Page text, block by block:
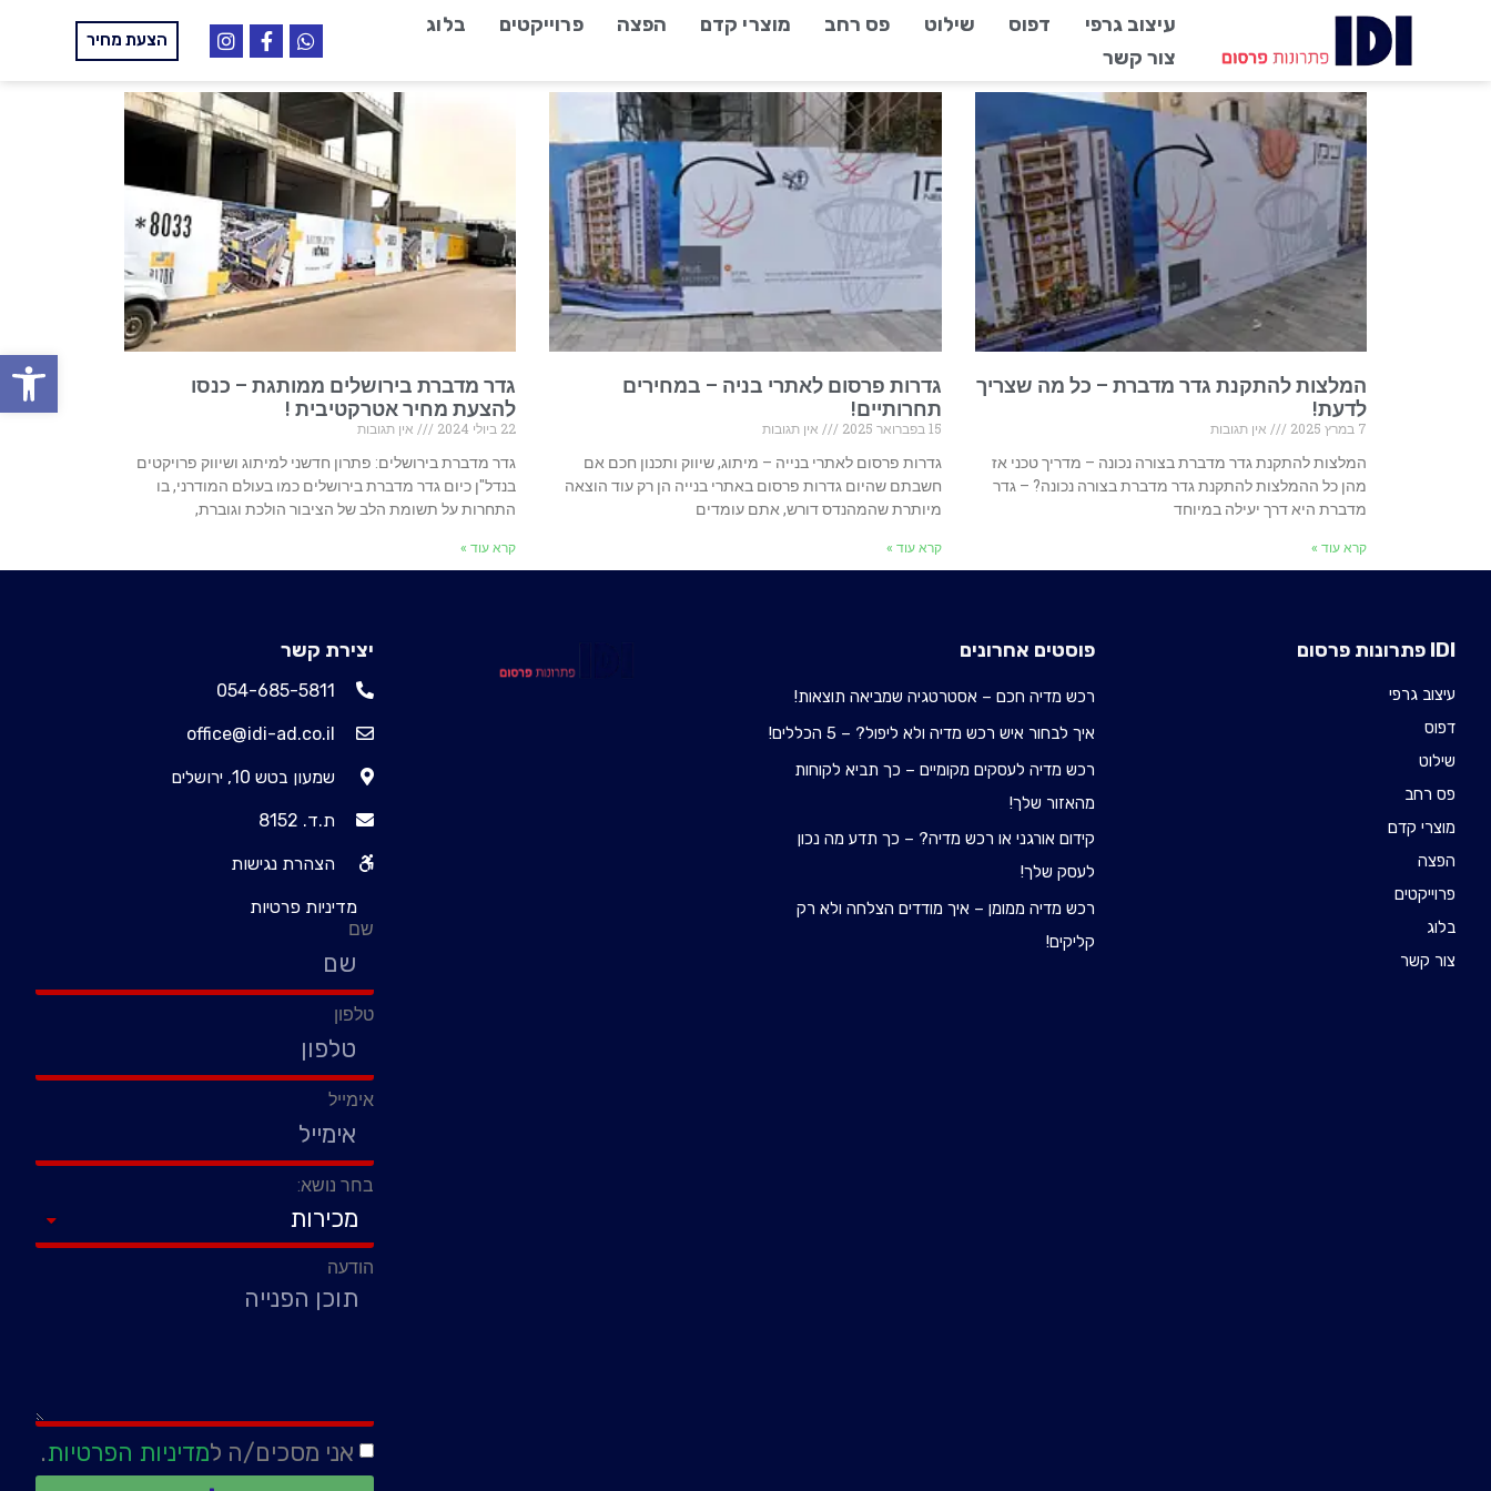
עיצוב גרפי דפוס שילוט פס רחב מוצרי קדם הפצה פרוייקטים
בלוג
צור קשר
הצעת מחיר
המלצות להתקנת גדר מדברת – כל מה שצריך
לדעת!
7 במרץ 2025
אין תגובות
המלצות להתקנת גדר מדברת בצורה נכונה – מדריך טכני אז
מהן כל ההמלצות להתקנת גדר מדברת בצורה נכונה? – גדר
מדברת היא דרך יעילה במיוחד
קרא עוד »
גדרות פרסום לאתרי בניה – במחירים
תחרותיים!
15 בפברואר 2025
אין תגובות
גדרות פרסום לאתרי בנייה – מיתוג, שיווק ותכנון חכם אם
חשבתם שהיום גדרות פרסום באתרי בנייה הן רק עוד הוצאה
מיותרת שהמהנדס דורש, אתם עומדים
קרא עוד »
גדר מדברת בירושלים ממותגת – כנסו
להצעת מחיר אטרקטיבית !
22 ביולי 2024
אין תגובות
גדר מדברת בירושלים: פתרון חדשני למיתוג ושיווק פרויקטים
בנדל"ן כיום גדר מדברת בירושלים כמו בעולם המודרני, בו
התחרות על תשומת הלב של הציבור הולכת וגוברת,
קרא עוד »
IDI פתרונות פרסום
עיצוב גרפי
דפוס
שילוט
פס רחב
מוצרי קדם
הפצה
פרוייקטים
בלוג
צור קשר
פוסטים אחרונים
רכש מדיה חכם – אסטרטגיה שמביאה תוצאות!
איך לבחור איש רכש מדיה ולא ליפול? – 5 הכללים!
רכש מדיה לעסקים מקומיים – כך תביא לקוחות
מהאזור שלך!
קידום אורגני או רכש מדיה? – כך תדע מה נכון
לעסק שלך!
רכש מדיה ממומן – איך מודדים הצלחה ולא רק
קליקים!
יצירת קשר
054-685-5811
office@idi-ad.co.il
שמעון בטש 10, ירושלים
ת.ד. 8152
הצהרת נגישות
מדיניות פרטיות
שם
טלפון
אימייל
בחר נושא:
הודעה
אני מסכים/ה למדיניות הפרטיות.